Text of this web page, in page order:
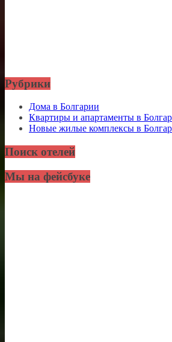
Рубрики
Дома в Болгарии
Квартиры и апартаменты в
Новые жилые комплексы в
Поиск отелей
Мы на фейсбуке